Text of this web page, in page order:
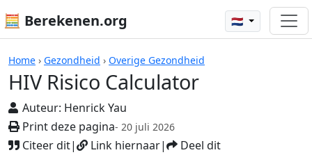
🧮 Berekenen.org 🇳🇱
Home › Gezondheid › Overige Gezondheid
HIV Risico Calculator
Auteur: Henrick Yau
Print deze pagina- 20 juli 2026
Citeer dit| Link hiernaar| Deel dit
Rekenmachines